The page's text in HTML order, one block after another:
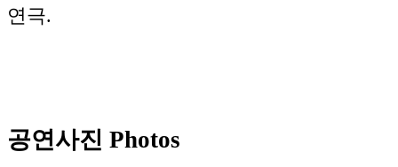
연극.
공연사진 Photos